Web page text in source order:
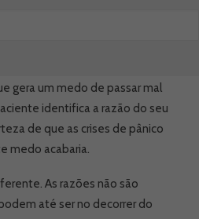
a angústia diferente do
gera um medo de passar mal
identifica a razão do seu
de que as crises de pânico
medo acabaria.
As razões não são
até ser no decorrer do